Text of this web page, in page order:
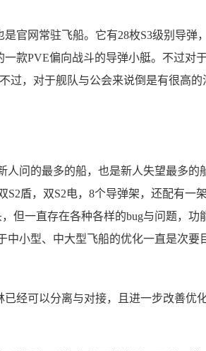
官网常驻飞船。它有28枚S3级别导弹
款PVE偏向战斗的导弹小艇。不过对
过，对于舰队与公会来说倒是有很高的
人问的最多的船，也是新人失望最多的
S2盾，双S2电，8个导弹架，还配有一
但一直存在各种各样的bug与问题，功
中小型、中大型飞船的优化一直是次要
已经可以分离与对接，且进一步改善优